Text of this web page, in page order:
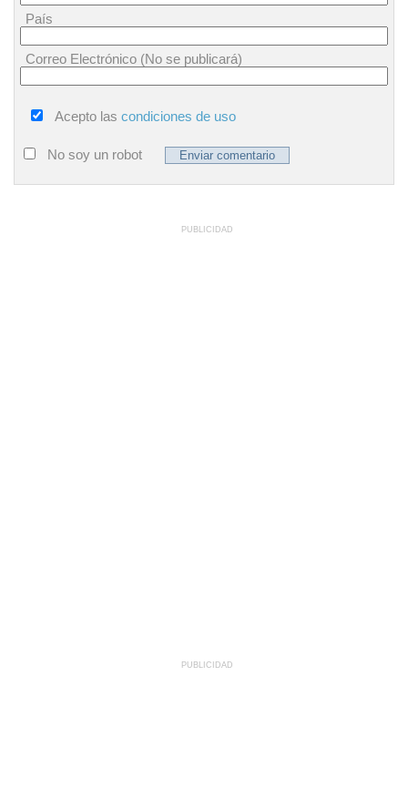
País
Correo Electrónico (No se publicará)
Acepto las condiciones de uso
No soy un robot
PUBLICIDAD
PUBLICIDAD